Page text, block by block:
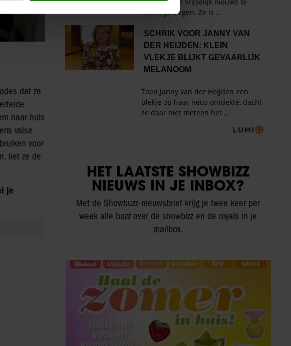
voor social media te bieden en om ons
onze site met onze partners voor social
met andere informatie die u aan ze heeft
U gaat akkoord met onze cookies als u
dat ze
naar huis
valse
voor
liet ze de
je
HET LAATSTE SHOWBIZZ
NIEUWS IN JE INBOX?
Met de Showbuzz-nieuwsbrief krijg je twee keer per
week alle buzz over de showbizz en de royals in je
mailbox.